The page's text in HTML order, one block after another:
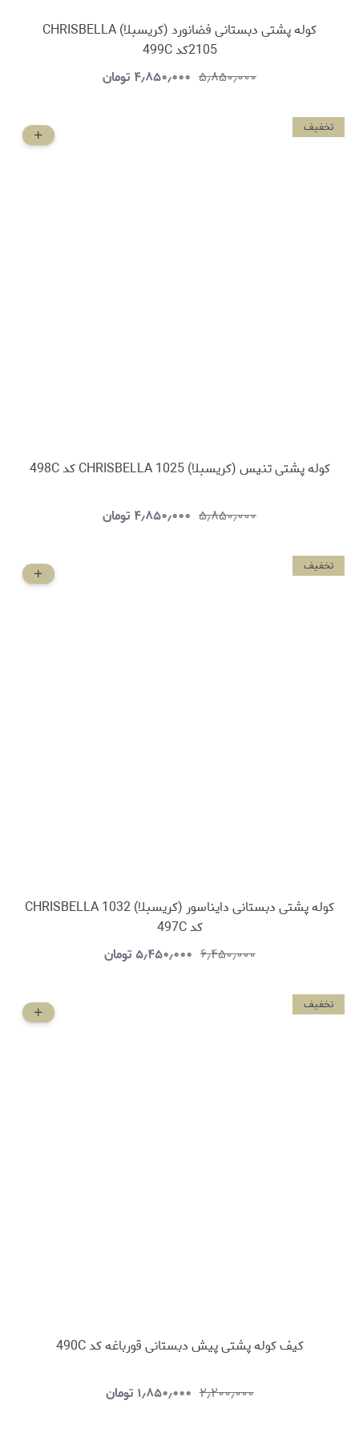
کوله پشتی دبستانی فضانورد (کریسبلا) CHRISBELLA
2105کد 499C
۵٫۸۵۰٫۰۰۰ ۴٫۸۵۰٫۰۰۰ تومان
تخفیف
کوله پشتی تنیس (کریسبلا) CHRISBELLA 1025 کد 498C
۵٫۸۵۰٫۰۰۰ ۴٫۸۵۰٫۰۰۰ تومان
تخفیف
کوله پشتی دبستانی دایناسور (کریسبلا) CHRISBELLA 1032
کد 497C
۶٫۴۵۰٫۰۰۰ ۵٫۴۵۰٫۰۰۰تومان
تخفیف
کیف کوله پشتی پیش دبستانی قورباغه کد 490C
۲٫۲۰۰٫۰۰۰ ۱٫۸۵۰٫۰۰۰ تومان